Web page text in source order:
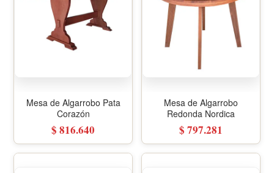
Mesa de Algarrobo Pata
Corazón
$ 816.640
Mesa de Algarrobo
Redonda Nordica
$ 797.281